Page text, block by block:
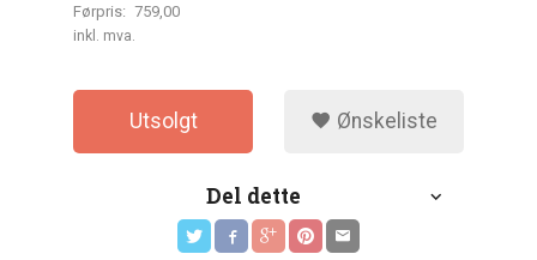
Førpris: 759,00
Rabatt
inkl. mva.
Utsolgt Ønskeliste
Del dette